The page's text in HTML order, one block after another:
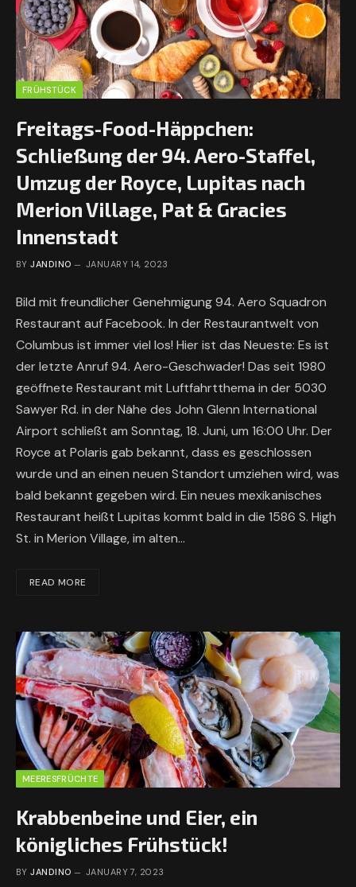
FRÜHSTÜCK
Freitags-Food-Häppchen:
Schließung der 94. Aero-Staffel,
Umzug der Royce, Lupitas nach
Merion Village, Pat & Gracies
Innenstadt
BY JANDINO JANUARY 14, 2023
Bild mit freundlicher Genehmigung 94. Aero Squadron
Restaurant auf Facebook. In der Restaurantwelt von
Columbus ist immer viel los! Hier ist das Neueste: Es ist
der letzte Anruf 94. Aero-Geschwader! Das seit 1980
geöffnete Restaurant mit Luftfahrtthema in der 5030
Sawyer Rd. in der Nähe des John Glenn International
Airport schließt am Sonntag, 18. Juni, um 16:00 Uhr. Der
Royce at Polaris gab bekannt, dass es geschlossen
wurde und an einen neuen Standort umziehen wird, was
bald bekannt gegeben wird. Ein neues mexikanisches
Restaurant heißt Lupitas kommt bald in die 1586 S. High
St. in Merion Village, im alten…
READ MORE
MEERESFRÜCHTE
Krabbenbeine und Eier, ein
königliches Frühstück!
BY JANDINO JANUARY 7, 2023